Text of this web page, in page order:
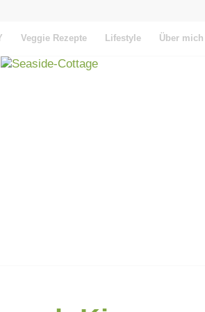
Veggie Rezepte Lifestyle Über mich